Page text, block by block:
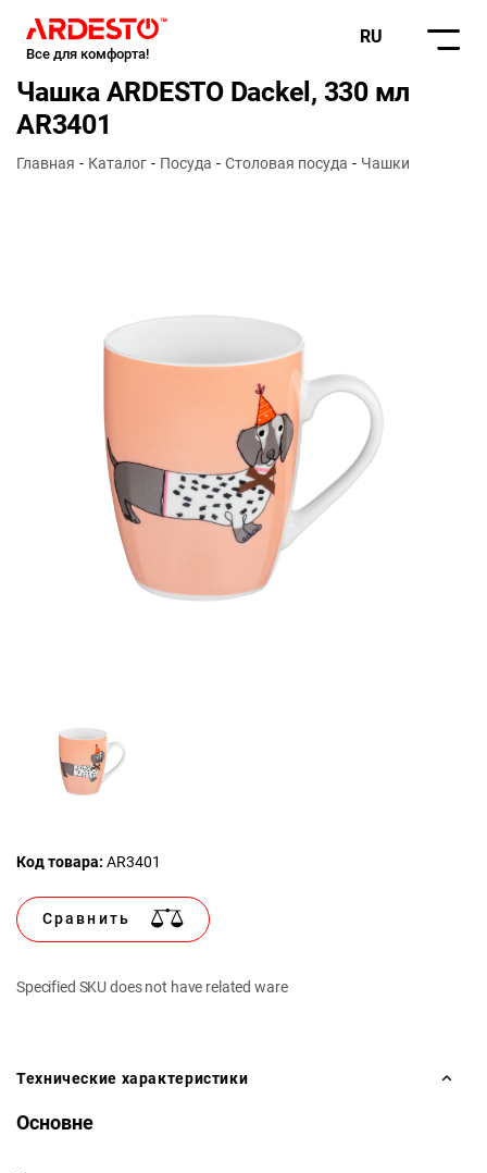
Все для комфорта!
RU
Чашка ARDESTO Dackel, 330 мл
AR3401
Главная Каталог Посуда Столовая посуда Чашки
Код товара: AR3401
Сравнить
Specified SKU does not have related ware
Технические характеристики
Основне